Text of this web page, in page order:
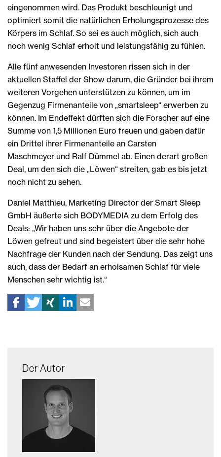
eingenommen wird. Das Produkt beschleunigt und
optimiert somit die natürlichen Erholungsprozesse des
Körpers im Schlaf. So sei es auch möglich, sich auch
noch wenig Schlaf erholt und leistungsfähig zu fühlen.
Alle fünf anwesenden Investoren rissen sich in der
aktuellen Staffel der Show darum, die Gründer bei ihrem
weiteren Vorgehen unterstützen zu können, um im
Gegenzug Firmenanteile von „smartsleep“ erwerben zu
können. Im Endeffekt dürften sich die Forscher auf eine
Summe von 1,5 Millionen Euro freuen und gaben dafür
ein Drittel ihrer Firmenanteile an Carsten
Maschmeyer und Ralf Dümmel ab. Einen derart großen
Deal, um den sich die „Löwen“ streiten, gab es bis jetzt
noch nicht zu sehen.
Daniel Matthieu, Marketing Director der Smart Sleep
GmbH äußerte sich BODYMEDIA zu dem Erfolg des
Deals: „Wir haben uns sehr über die Angebote der
Löwen gefreut und sind begeistert über die sehr hohe
Nachfrage der Kunden nach der Sendung. Das zeigt uns
auch, dass der Bedarf an erholsamen Schlaf für viele
Menschen sehr wichtig ist.“
Der Autor